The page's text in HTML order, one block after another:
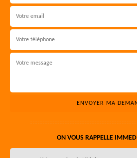
ON VOUS RAPPELLE